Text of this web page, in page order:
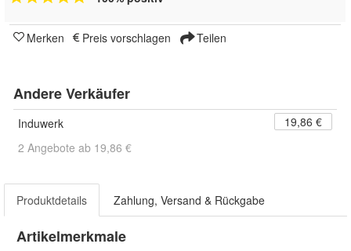
Merken Preis vorschlagen Teilen
Andere Verkäufer
Induwerk
19,86 €
2 Angebote ab 19,86 €
Produktdetails Zahlung, Versand & Rückgabe
Artikelmerkmale